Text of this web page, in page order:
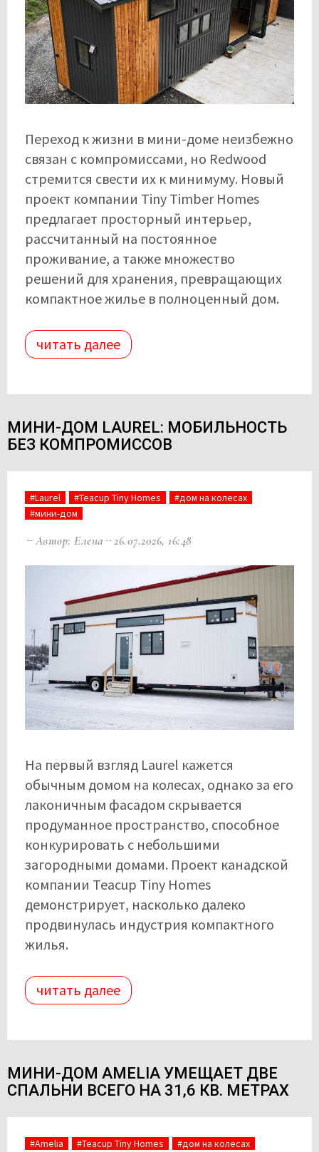
Переход к жизни в мини-доме неизбежно
связан с компромиссами, но Redwood
стремится свести их к минимуму. Новый
проект компании Tiny Timber Homes
предлагает просторный интерьер,
рассчитанный на постоянное
проживание, а также множество
решений для хранения, превращающих
компактное жилье в полноценный дом.
читать далее
МИНИ-ДОМ LAUREL: МОБИЛЬНОСТЬ
БЕЗ КОМПРОМИССОВ
#Laurel #Teacup Tiny Homes
#дом на колесах
#мини-дом
Автор: Елена 26.07.2026, 16:48
На первый взгляд Laurel кажется
обычным домом на колесах, однако за его
лаконичным фасадом скрывается
продуманное пространство, способное
конкурировать с небольшими
загородными домами. Проект канадской
компании Teacup Tiny Homes
демонстрирует, насколько далеко
продвинулась индустрия компактного
жилья.
читать далее
МИНИ-ДОМ AMELIA УМЕЩАЕТ ДВЕ
СПАЛЬНИ ВСЕГО НА 31,6 КВ. МЕТРАХ
#Amelia #Teacup Tiny Homes #дом на колесах